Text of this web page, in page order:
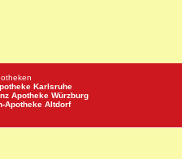
Karlsruhe
Apotheke Würzburg
Apotheke Altdorf